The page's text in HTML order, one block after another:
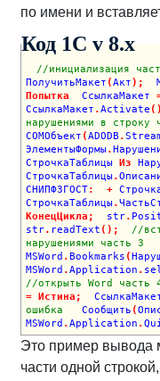
по имени и
Код 1C v 8.х
//инициализация
ПолучитьМакет (Акт) ;
Попытка
  СсылкаМакет
СсылкаМакет .Activate ( )
нарушениями в строку
COMОбъект (ADODB .
ЭлементыФормы .
СтрочкаТаблицы Из
СтрочкаТаблицы .
СНИПФЗГОСТ: +
СтрочкаТаблицы .
КонецЦикла ;
  str
.
str. readText ( ) ;
//
нарушениями часть 3
MSWord .Bookmarks (
MSWord .Application .
//открыть Word часть
= Истина ;
ошибка
  Сообщить
(
MSWord .Application .
Это пример вывода
части одной